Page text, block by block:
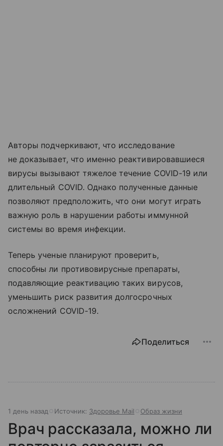
Авторы подчеркивают, что исследование
не доказывает, что именно реактивировавшиеся
вирусы вызывают тяжелое течение COVID-19 или
длительный COVID. Однако полученные данные
позволяют предположить, что они могут играть
важную роль в нарушении работы иммунной
системы во время инфекции.
Теперь ученые планируют проверить,
способны ли противовирусные препараты,
подавляющие реактивацию таких вирусов,
уменьшить риск развития долгосрочных
осложнений COVID-19.
Поделиться
1 день назад Источник: Здоровье Mail Образ жизни
Врач рассказала, можно ли